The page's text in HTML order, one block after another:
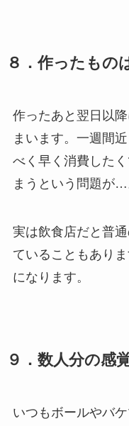
８．作ったもの
作ったあと翌日以
まいます。一週間
べく早く消費した
まうという問題が…
実は飲食店だと普
ていることもあり
になります。
９．数人分の感
いつもボールやバ